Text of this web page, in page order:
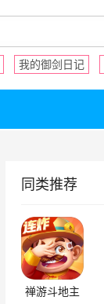
我的御剑日记
同类推荐
禅游斗地主